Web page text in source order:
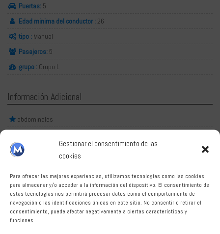
Gestionar el consentimiento de las
cookies
Para ofrecer las mejores experiencias, utilizamos tecnologías como las cookies
para almacenar y/o acceder a la información del dispositivo. El consentimiento de
estas tecnologías nos permitirá procesar datos como el comportamiento de
navegación o las identificaciones únicas en este sitio. No consentir o retirar el
consentimiento, puede afectar negativamente a ciertas características y
funciones.
Puertas: 5
Edad minima del conductor : 26
tipo : Manual
Pasajeros: 5
grupo : Grupo L
Información Adicional
abdominales
Aire acondicionado
Sistema de audio de alta definición
Dirección asistida
En MarbellaRentaCar, entendemos que alquilar un coche